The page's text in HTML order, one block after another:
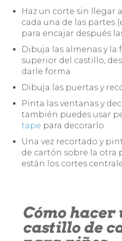
Haz un corte sin llegar
cada una de las partes
para encajar después
Dibuja las almenas y la
superior del castillo,
darle forma
Dibuja las puertas y
Pinta las ventanas y
también puedes usar
tape para decorarlo
Una vez recortado y
de cartón sobre la otra
están los cortes